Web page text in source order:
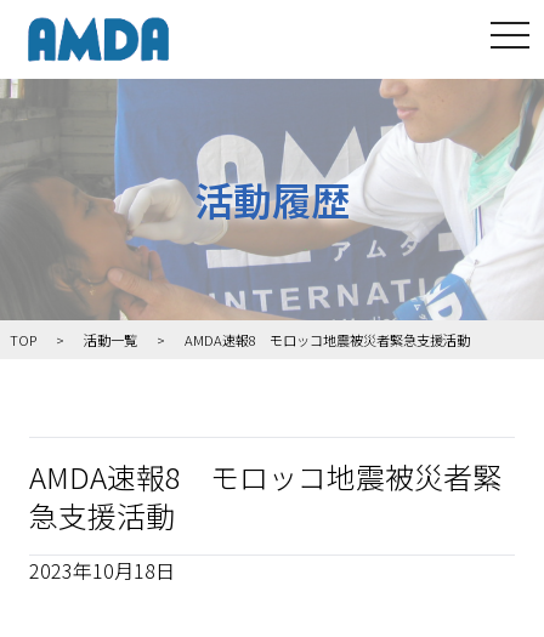
活動履歴
TOP 活動一覧 AMDA速報8 モロッコ地震被災者緊急支援活動
AMDA速報8 モロッコ地震被災者緊
急支援活動
2023年10月18日